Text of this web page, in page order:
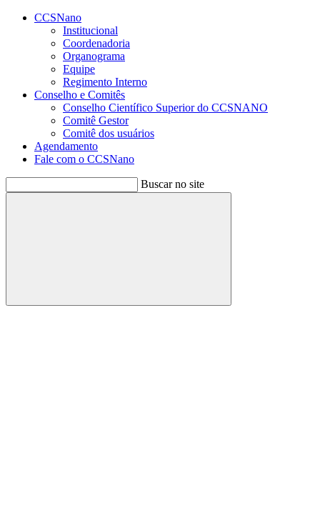
Conteúdo principal
CCSNano
Institucional
Coordenadoria
Organograma
Equipe
Regimento Interno
Conselho e Comitês
Conselho Científico Superior do CCSNANO
Comitê Gestor
Comitê dos usuários
Agendamento
Fale com o CCSNano
Buscar no site
Buscar